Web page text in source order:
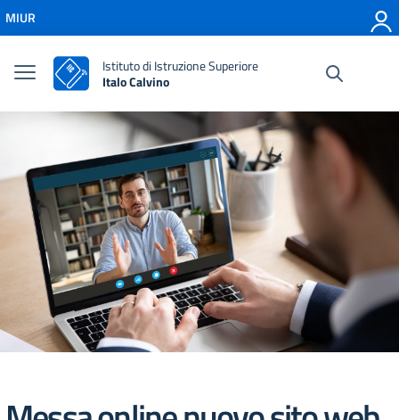
Vai al menu di navigazione
Vai al footer
MIUR
Istituto di Istruzione Superiore
Italo Calvino